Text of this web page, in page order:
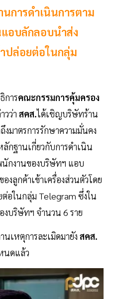
นการดำเนินการตาม
แอบลักลอบนำส่ง
ปล่อยต่อในกลุ่ม
การคณะกรรมการคุ้มครอง
วว่า สคส.ได้เชิญบริษัทร้าน
มาตรการรักษาความมั่นคง
กฐานเกี่ยวกับการดำเนิน
นักงานของบริษัทฯ แอบ
ลูกค้าเข้าเครื่องส่วนตัวโดย
อในกลุ่ม Telegram ซึ่งใน
บริษัทฯ จำนวน 6 ราย
นเหตุการละเมิดมายัง สคส.
นดแล้ว